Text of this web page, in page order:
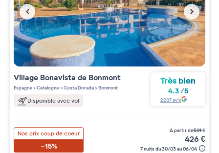
Village Bonavista de Bonmont
Espagne>Catalogne>Costa Dorada>Bonmont
Disponible avec vol
Très bien
4.3/5
2287avis
Nos prix coup de coeur
-15%
à partir de501€
426 €
7 nuits du 30/03 au 06/04